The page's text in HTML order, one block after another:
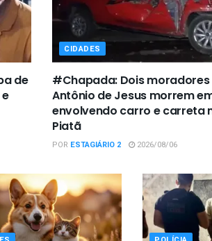
de
CIDADES
#Chapada: Dois moradores
Antônio de Jesus morrem
envolvendo carro e carreta
Piatã
POR ESTAGIÁRIO 2 2026/08/06